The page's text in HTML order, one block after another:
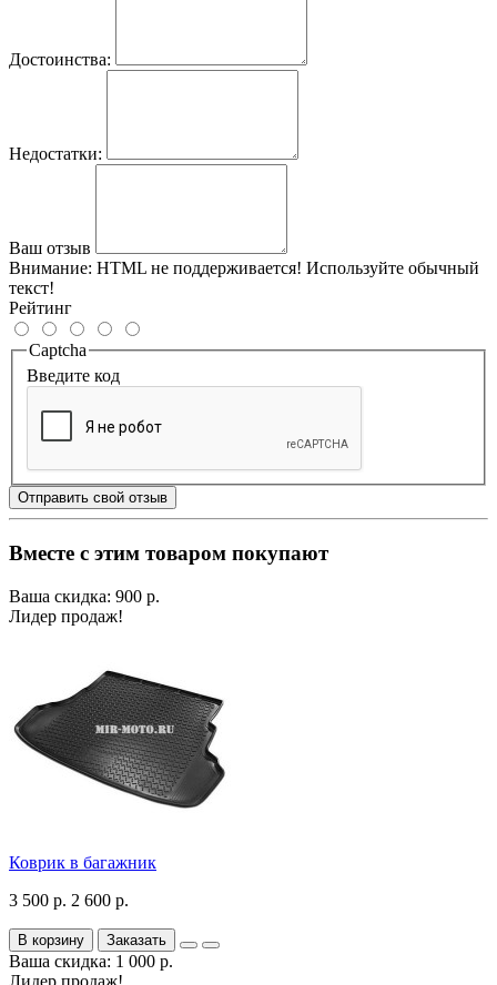
Достоинства:
Недостатки:
Ваш отзыв
Внимание: HTML не поддерживается! Используйте обычный
текст!
Рейтинг
Captcha
Введите код
Отправить свой отзыв
Вместе с этим товаром покупают
Ваша скидка: 900 р.
Лидер продаж!
Коврик в багажник
3 500 р. 2 600 р.
В корзину Заказать
Ваша скидка: 1 000 р.
Лидер продаж!